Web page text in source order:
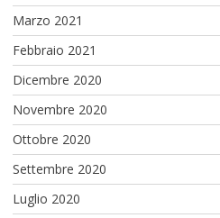
Marzo 2021
Febbraio 2021
Dicembre 2020
Novembre 2020
Ottobre 2020
Settembre 2020
Luglio 2020